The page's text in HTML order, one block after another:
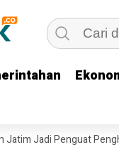
Penghargaan